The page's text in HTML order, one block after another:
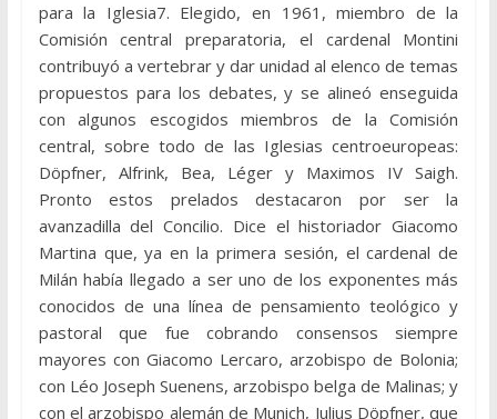
para la Iglesia7. Elegido, en 1961, miembro de la
Comisión central preparatoria, el cardenal Montini
contribuyó a vertebrar y dar unidad al elenco de temas
propuestos para los debates, y se alineó enseguida
con algunos escogidos miembros de la Comisión
central, sobre todo de las Iglesias centroeuropeas:
Döpfner, Alfrink, Bea, Léger y Maximos IV Saigh.
Pronto estos prelados destacaron por ser la
avanzadilla del Concilio. Dice el historiador Giacomo
Martina que, ya en la primera sesión, el cardenal de
Milán había llegado a ser uno de los exponentes más
conocidos de una línea de pensamiento teológico y
pastoral que fue cobrando consensos siempre
mayores con Giacomo Lercaro, arzobispo de Bolonia;
con Léo Joseph Suenens, arzobispo belga de Malinas; y
con el arzobispo alemán de Munich, Julius Döpfner, que